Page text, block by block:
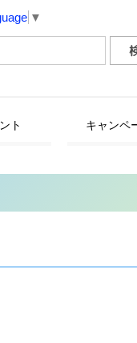
▼
ト キャンペ